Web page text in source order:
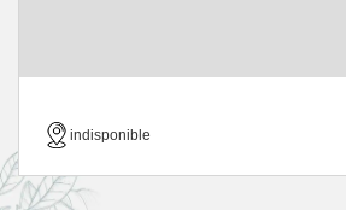
indisponible